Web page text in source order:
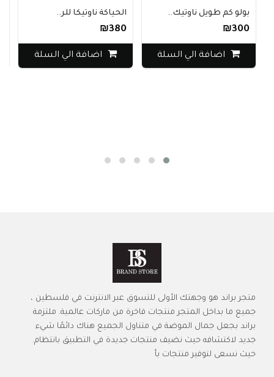
بولو كم طويل ناوتيك..
₪300
اضافة الي السلة
الحياكة ناوتيكا للر..
₪380
اضافة الي السلة
متجر براند هو وجهتك الأولى للتسوق عبر الانترنت في فلسطين ،
جميع ما بداخل المتجر منتجات فاخرة من ماركات عالمية. ملتزمة
براند بجعل جمال الموضة في متناول الجميع هناك دائمًا شيء
جديد لاكتشافه حيث نضيف منتجات جديدة في التطبيق بانتظام.
حيث نسعى لتوفير منتجات بأ